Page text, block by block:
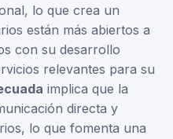
lo que crea un
están más abiertos a
con su desarrollo
relevantes para su
implica que la
directa y
lo que fomenta una